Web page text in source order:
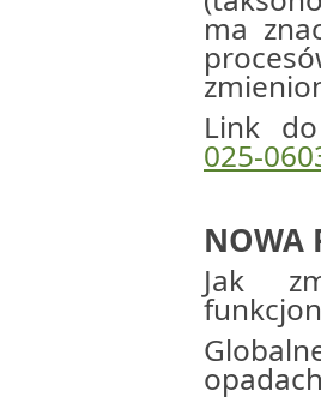
ma
Link
025-
NOWA
Jak